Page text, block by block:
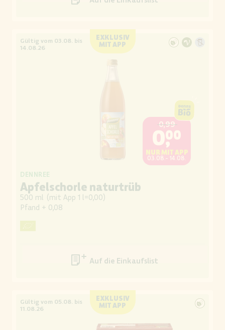
EXKLUSIV
MIT APP
Gültig vom 03.08. bis
14.08.26
0,99
0,00
NUR MIT APP
03.08.- 14.08.
DENNREE
Apfelschorle naturtrüb
500 ml (mit App 1 l=0,00)
Pfand + 0,08
Auf die Einkaufsliste
EXKLUSIV
MIT APP
Gültig vom 05.08. bis
11.08.26